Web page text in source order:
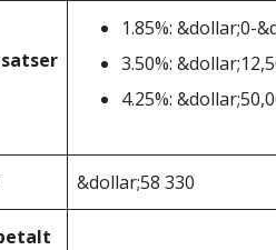
1.85%: &dollar;0-
3.50%:
4.25%:
&dollar;58 330